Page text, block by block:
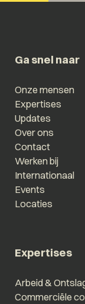
Ga snel naar
Onze mensen
Expertises
Updates
Over ons
Contact
Werken bij
Internationaal
Events
Locaties
Expertises
Arbeid &
Commerciële